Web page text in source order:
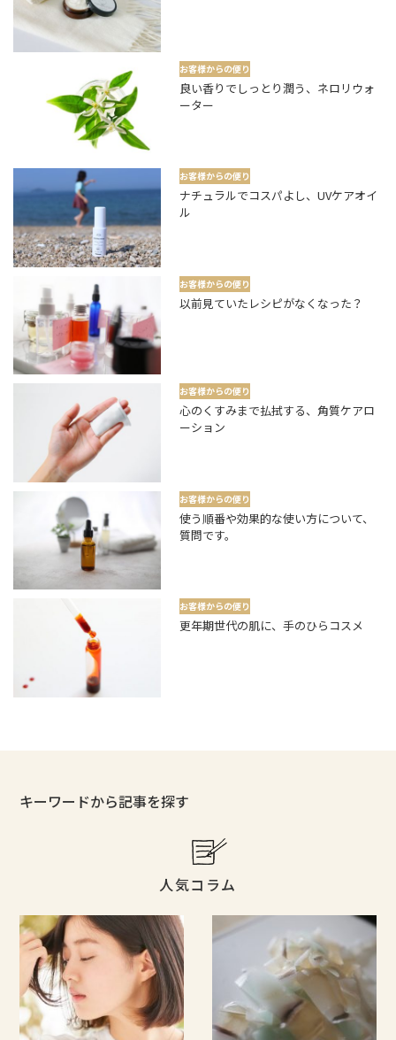
お客様からの便り
良い香りでしっとり潤う、ネロリウォ
ーター
お客様からの便り
ナチュラルでコスパよし、UVケアオイ
ル
お客様からの便り
以前見ていたレシピがなくなった？
お客様からの便り
心のくすみまで払拭する、角質ケアロ
ーション
お客様からの便り
使う順番や効果的な使い方について、
質問です。
お客様からの便り
更年期世代の肌に、手のひらコスメ
キーワードから記事を探す
人気コラム